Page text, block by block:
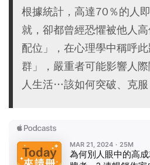
根據統計，高達70％的人
就，卻都曾經恐懼被他人
配位」，在心理學中稱呼
群」，嚴重者可能影響人
人生活…該如何突破、克服